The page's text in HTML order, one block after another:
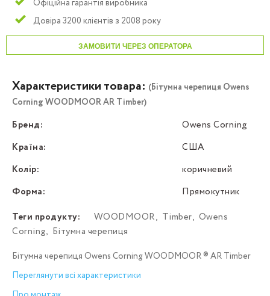
Офіційна гарантія виробника
Довіра 3200 клієнтів з 2008 року
ЗАМОВИТИ ЧЕРЕЗ ОПЕРАТОРА
Характеристики товара: (Бітумна черепиця Owens
Corning WOODMOOR AR Timber)
Бренд:
Owens Corning
Країна:
США
Колір:
коричневий
Форма:
Прямокутник
Теги продукту:
WOODMOOR, Timber, Owens
Corning, Бітумна черепиця
Бітумна черепиця Owens Corning WOODMOOR ® AR Timber
Переглянути всі характеристики